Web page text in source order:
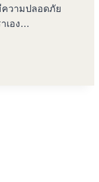
ความปลอดภัย
าเอง…